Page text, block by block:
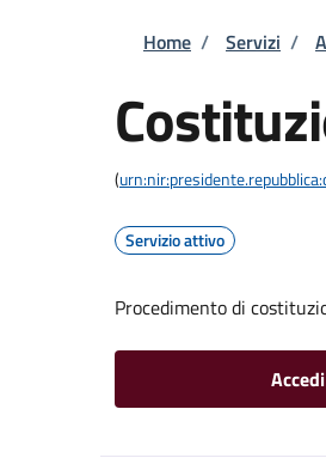
Briciole
Home / Servizi /
(
Servizio attivo
Procedimento di